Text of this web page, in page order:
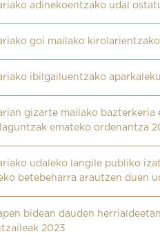
adinekoentzako udal
goi mailako
ibilgailuentzako
gizarte mailako
emateko ordenantza
udaleko langile publiko
betebeharra arautzen duen
bidean dauden
2023